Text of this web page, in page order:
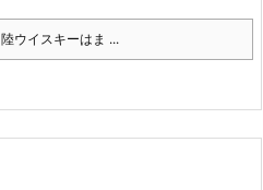
陸ウイスキーはま ...